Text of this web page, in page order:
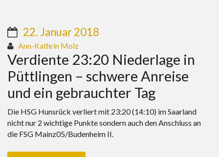
22. Januar 2018
Ann-Kathrin Molz
Verdiente 23:20 Niederlage in
Püttlingen – schwere Anreise
und ein gebrauchter Tag
Die HSG Hunsrück verliert mit 23:20 (14:10) im Saarland
nicht nur 2 wichtige Punkte sondern auch den Anschluss an
die FSG Mainz05/Budenheim II.